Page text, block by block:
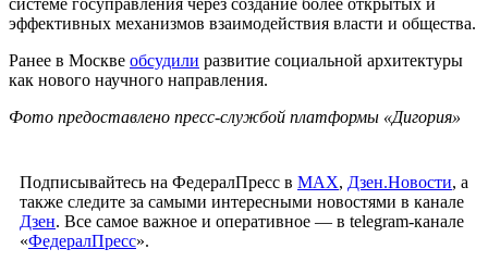
эффективных механизмов взаимодействия власти и общества.
Ранее в Москве обсудили развитие социальной архитектуры
как нового научного направления.
Фото предоставлено пресс-службой платформы «Дигория»
Подписывайтесь на ФедералПресс в МАХ, Дзен.Новости, а
также следите за самыми интересными новостями в канале
Дзен. Все самое важное и оперативное — в telegram-канале
«ФедералПресс».